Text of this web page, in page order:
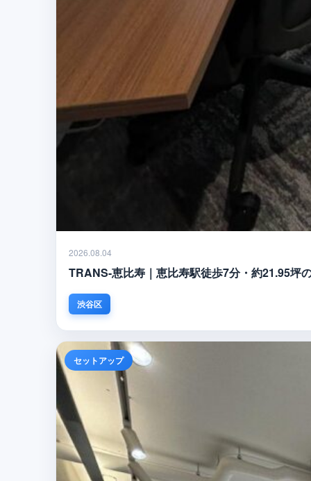
2026.08.04
TRANS-恵比寿｜恵比寿駅徒歩7分・約21.95坪
渋谷区
セットアップ